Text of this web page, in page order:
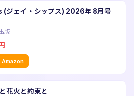
(ジェイ・シップス) 2026年 8月号
版
円
Amazon
花火と約束と